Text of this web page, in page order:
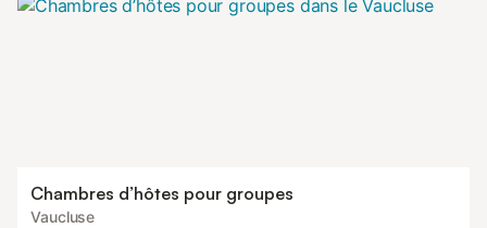
Chambres d’hôtes pour groupes
Vaucluse